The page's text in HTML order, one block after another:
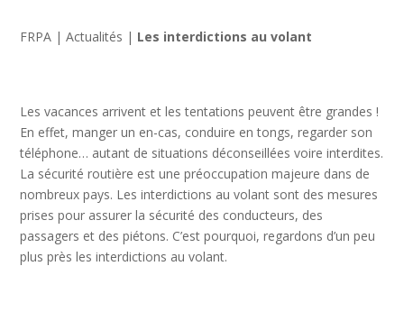
FRPA |Actualités | Les interdictions au volant
Les vacances arrivent et les tentations peuvent être grandes !
En effet, manger un en-cas, conduire en tongs, regarder son
téléphone… autant de situations déconseillées voire interdites.
La sécurité routière est une préoccupation majeure dans de
nombreux pays. Les interdictions au volant sont des mesures
prises pour assurer la sécurité des conducteurs, des
passagers et des piétons. C’est pourquoi, regardons d’un peu
plus près les interdictions au volant.